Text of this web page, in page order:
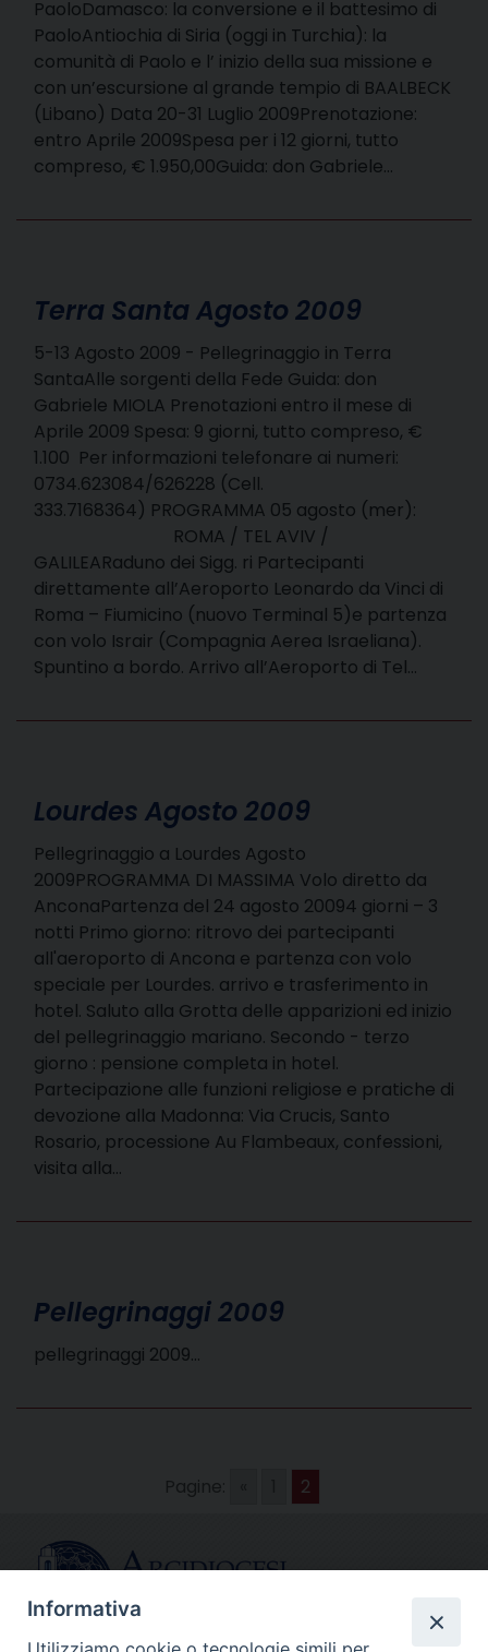
PaoloDamasco: la conversione e il battesimo di
PaoloAntiochia di Siria (oggi in Turchia): la
comunità di Paolo e l’ inizio della sua missione e
con un’escursione al grande tempio di BAALBECK
(Libano) Data 20-31 Luglio 2009Prenotazione:
entro Aprile 2009Spesa per i 12 giorni, tutto
compreso, € 1.950,00Guida: don Gabriele…
Terra Santa Agosto 2009
5-13 Agosto 2009 - Pellegrinaggio in Terra
SantaAlle sorgenti della Fede Guida: don
Gabriele MIOLA Prenotazioni entro il mese di
Aprile 2009 Spesa: 9 giorni, tutto compreso, €
1.100 Per informazioni telefonare ai numeri:
0734.623084/626228 (Cell.
333.7168364) PROGRAMMA 05 agosto (mer):
ROMA / TEL AVIV /
GALILEARaduno dei Sigg. ri Partecipanti
direttamente all’Aeroporto Leonardo da Vinci di
Roma – Fiumicino (nuovo Terminal 5)e partenza
con volo Israir (Compagnia Aerea Israeliana).
Spuntino a bordo. Arrivo all’Aeroporto di Tel…
Lourdes Agosto 2009
Pellegrinaggio a Lourdes Agosto
2009PROGRAMMA DI MASSIMA Volo diretto da
AnconaPartenza del 24 agosto 20094 giorni – 3
notti Primo giorno: ritrovo dei partecipanti
all'aeroporto di Ancona e partenza con volo
speciale per Lourdes. arrivo e trasferimento in
hotel. Saluto alla Grotta delle apparizioni ed inizio
del pellegrinaggio mariano. Secondo - terzo
giorno : pensione completa in hotel.
Partecipazione alle funzioni religiose e pratiche di
devozione alla Madonna: Via Crucis, Santo
Rosario, processione Au Flambeaux, confessioni,
visita alla…
Pellegrinaggi 2009
pellegrinaggi 2009…
Pagine: 2
Informativa